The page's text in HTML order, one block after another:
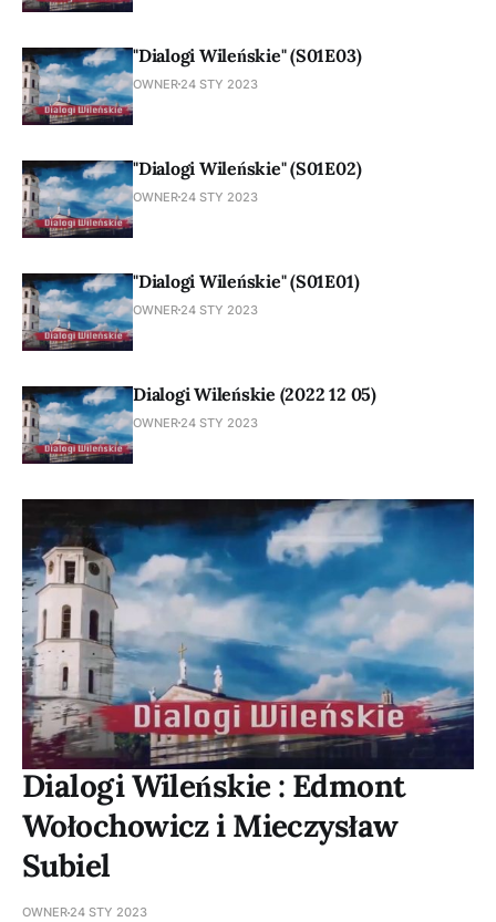
"Dialogi Wileńskie" (S01E03)
OWNER 24 STY 2023
"Dialogi Wileńskie" (S01E02)
OWNER 24 STY 2023
"Dialogi Wileńskie" (S01E01)
OWNER 24 STY 2023
Dialogi Wileńskie (2022 12 05)
OWNER 24 STY 2023
Dialogi Wileńskie : Edmont
Wołochowicz i Mieczysław
Subiel
OWNER 24 STY 2023